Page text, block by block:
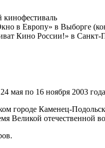
в Европу» в Выборге
Кино России!» в Санкт-
мая по 16 ноября 2003
городе Каменец-
Великой отечественной